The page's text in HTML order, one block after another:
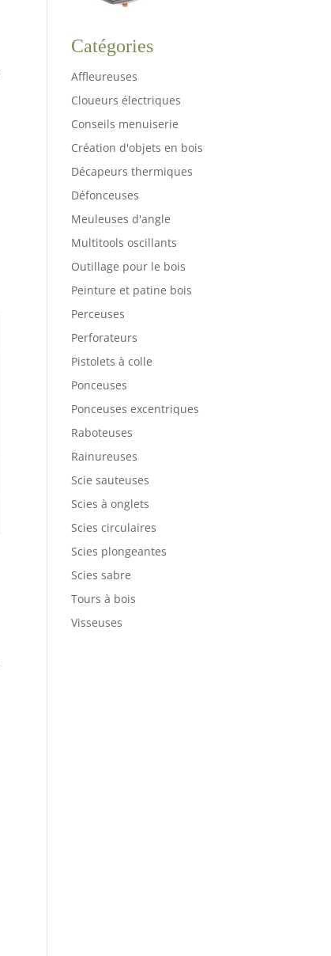
Catégories
Affleureuses
Cloueurs électriques
Conseils menuiserie
Création d'objets en bois
Décapeurs thermiques
Défonceuses
Meuleuses d'angle
Multitools oscillants
Outillage pour le bois
Peinture et patine bois
Perceuses
Perforateurs
Pistolets à colle
Ponceuses
Ponceuses excentriques
Raboteuses
Rainureuses
Scie sauteuses
Scies à onglets
Scies circulaires
Scies plongeantes
Scies sabre
Tours à bois
Visseuses